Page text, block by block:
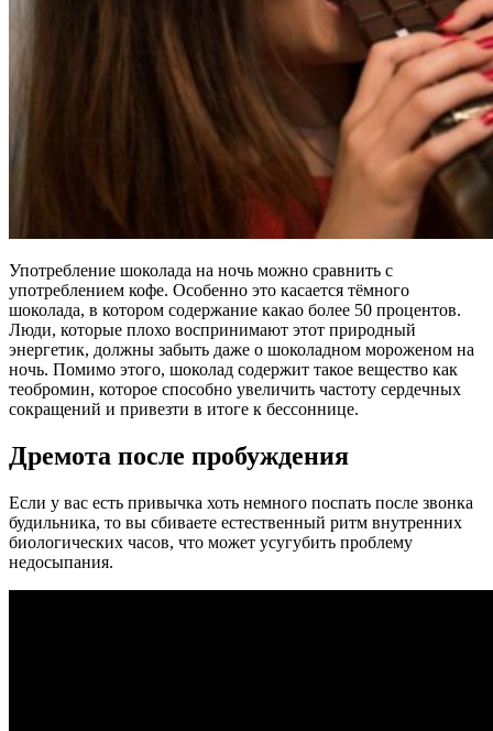
Употребление шоколада на ночь можно сравнить с
употреблением кофе. Особенно это касается тёмного
шоколада, в котором содержание какао более 50 процентов.
Люди, которые плохо воспринимают этот природный
энергетик, должны забыть даже о шоколадном мороженом на
ночь. Помимо этого, шоколад содержит такое вещество как
теобромин, которое способно увеличить частоту сердечных
сокращений и привезти в итоге к бессоннице.
Дремота после пробуждения
Если у вас есть привычка хоть немного поспать после звонка
будильника, то вы сбиваете естественный ритм внутренних
биологических часов, что может усугубить проблему
недосыпания.